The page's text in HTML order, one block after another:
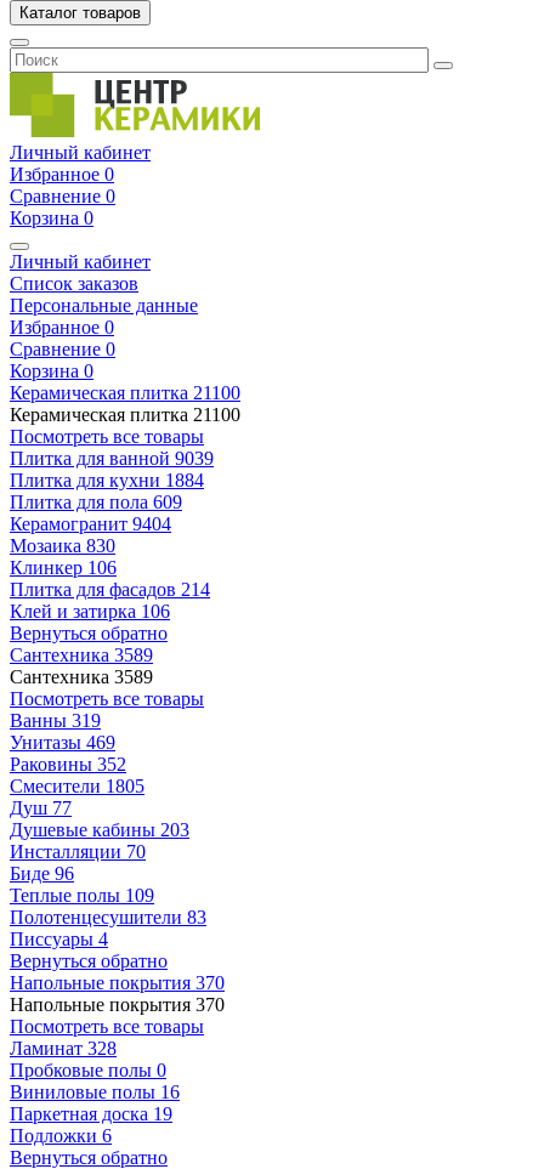
Каталог товаров
Личный кабинет
Избранное 0
Сравнение 0
Корзина 0
Личный кабинет
Список заказов
Персональные данные
Избранное 0
Сравнение 0
Корзина 0
Керамическая плитка 21100
Керамическая плитка 21100
Посмотреть все товары
Плитка для ванной 9039
Плитка для кухни 1884
Плитка для пола 609
Керамогранит 9404
Мозаика 830
Клинкер 106
Плитка для фасадов 214
Клей и затирка 106
Вернуться обратно
Сантехника 3589
Сантехника 3589
Посмотреть все товары
Ванны 319
Унитазы 469
Раковины 352
Смесители 1805
Душ 77
Душевые кабины 203
Инсталляции 70
Биде 96
Теплые полы 109
Полотенцесушители 83
Писсуары 4
Вернуться обратно
Напольные покрытия 370
Напольные покрытия 370
Посмотреть все товары
Ламинат 328
Пробковые полы 0
Виниловые полы 16
Паркетная доска 19
Подложки 6
Вернуться обратно